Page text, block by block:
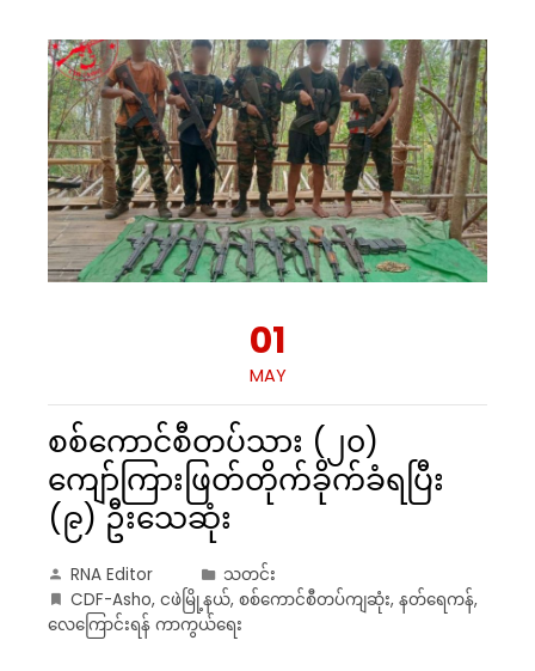
01
MAY
စစ်ကောင်စီတပ်သား (၂၀)
ကျော်ကြားဖြတ်တိုက်ခိုက်ခံရပြီး
(၉) ဦးသေဆုံး
RNA Editor
သတင်း
CDF-Asho, ငဖဲမြို့နယ်, စစ်ကောင်စီတပ်ကျဆုံး, နတ်ရေကန်,
လေကြောင်းရန် ကာကွယ်ရေး